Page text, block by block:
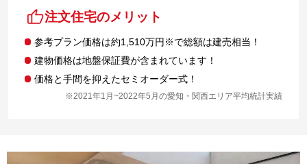
注文住宅のメリット
参考プラン価格は約1,510万円※で総額は建売相当！
建物価格は地盤保証費が含まれています！
価格と手間を抑えたセミオーダー式！
※2021年1月~2022年5月の愛知・関西エリア平均統計実績